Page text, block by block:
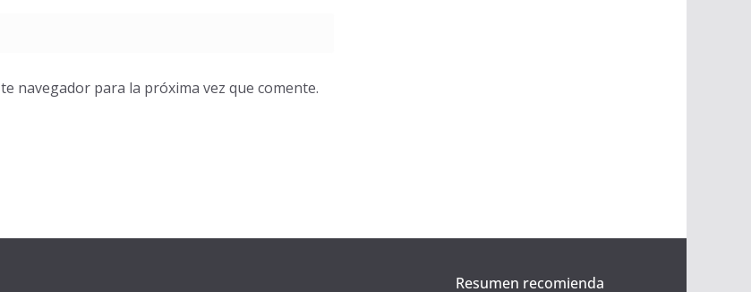
navegador para la próxima vez que comente.
Resumen recomienda